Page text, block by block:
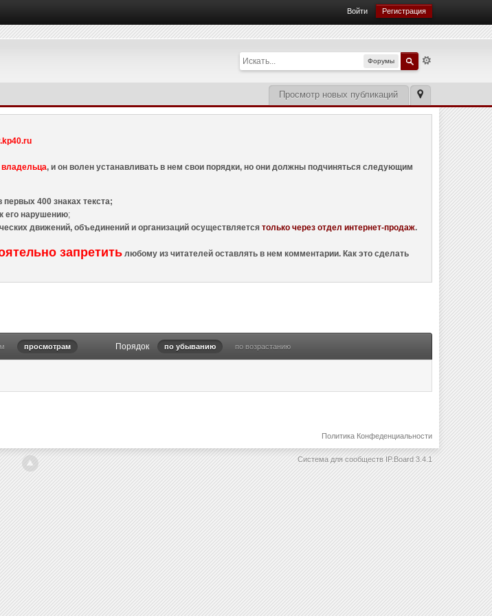
Войти Регистрация
Форумы
Просмотр новых публикаций
владельца, и он волен устанавливать в нем свои порядки, но они должны подчиняться следующим
400 знаках текста;
его нарушению;
движений, объединений и организаций осуществляетсятолько через отдел интернет-продаж.
запретить любому из читателей оставлять в нем комментарии. Как это сделать
просмотрам Порядок по убыванию по возрастанию
Политика Конфеденциальности
Система для сообществ IP.Board 3.4.1